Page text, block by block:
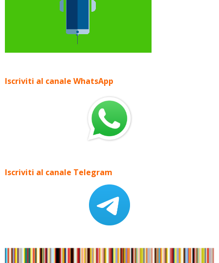
Iscriviti al canale WhatsApp
Iscriviti al canale Telegram